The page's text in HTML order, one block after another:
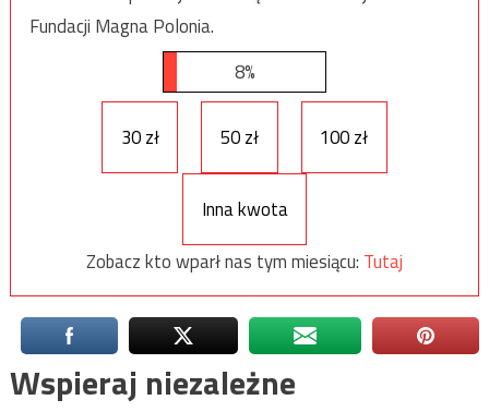
Fundacji Magna Polonia.
8%
30 zł 50 zł 100 zł
Inna kwota
Zobacz kto wparł nas tym miesiącu: Tutaj
Wspieraj niezależne